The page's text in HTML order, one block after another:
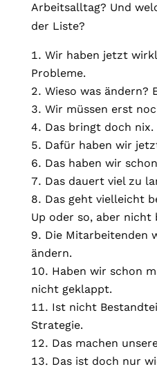
Arbeitsalltag? Und
der Liste?
Wir haben jetzt
Probleme.
Wieso was ändern?
Wir müssen erst
Das bringt doch nix.
Dafür haben wir
Das haben wir
Das dauert viel zu
Das geht vielleicht
Up oder so, aber nicht
Die Mitarbeitenden
ändern.
Haben wir schon
nicht geklappt.
Ist nicht
Strategie.
Das machen
Das ist doch nur